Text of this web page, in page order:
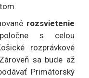
rozsvietenie
s celou
rozprávkové
sa bude až
Primátorský